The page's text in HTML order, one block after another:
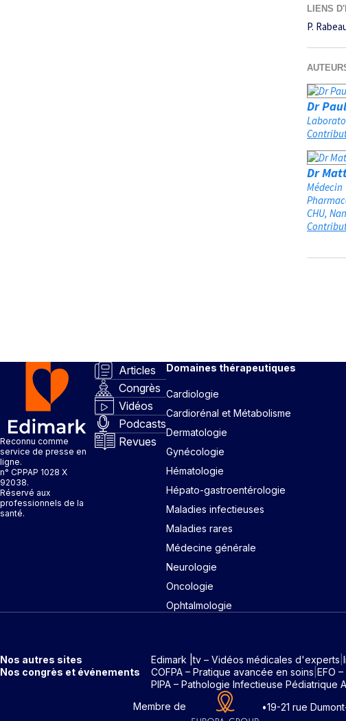
LIENS
P.
Dr
Dr
Médecin
CHU
Reconnu comme
service de presse en
ligne.
n° CPPAP 1028 X
92038.
Réservé aux
professionnels de la
santé.
Articles
Congrès
Vidéos
Podcasts
Revues
Domaines thérapeutiques
Cardiologie
Cardiorénal et Métabolisme
Dermatologie
Gynécologie
Hématologie
Hépato-gastroentérologie
Maladies infectieuses
Maladies rares
Médecine générale
Neurologie
Oncologie
Ophtalmologie
Nos autres sites Edimark |tv – Vidéos médicales d'experts
Nos congrès et événements
COFPA – Pratique avancée en soins EFO
PIPA – Pathologie Infectieuse Pédiatrique
Membre de
•19-21 rue